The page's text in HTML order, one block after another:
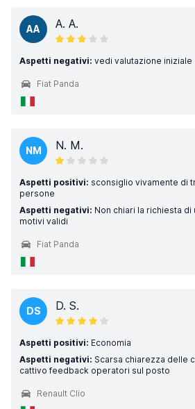
AA A. A.
Aspetti negativi: vedi valutazione iniziale
Fiat Panda
NM N. M.
Aspetti positivi: sconsiglio vivamente di
persone
Aspetti negativi: Non chiari la richiesta
motivi validi
Fiat Panda
DS D. S.
Aspetti positivi: Economia
Aspetti negativi: Scarsa chiarezza delle
cattivo feedback operatori sul posto
Renault Clio